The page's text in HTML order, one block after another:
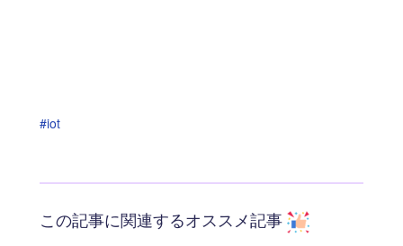
#iot
この記事に関連するオススメ記事